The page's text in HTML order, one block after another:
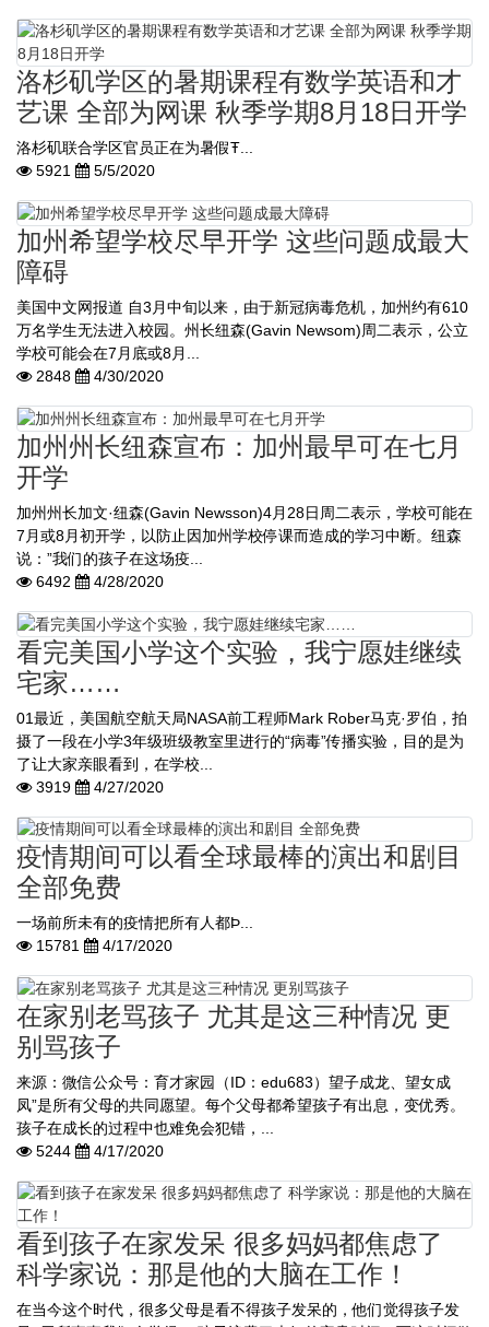
洛杉矶学区的暑期课程有数学英语和才
艺课 全部为网课 秋季学期8月18日开学
洛杉矶联合学区官员正在为暑假Ŧ...
5921
5/5/2020
加州希望学校尽早开学 这些问题成最大
障碍
美国中文网报道 自3月中旬以来，由于新冠病毒危机，加州约有610
万名学生无法进入校园。州长纽森(Gavin Newsom)周二表示，公立
学校可能会在7月底或8月...
2848
4/30/2020
加州州长纽森宣布：加州最早可在七月
开学
加州州长加文·纽森(Gavin Newsson)4月28日周二表示，学校可能在
7月或8月初开学，以防止因加州学校停课而造成的学习中断。纽森
说：”我们的孩子在这场疫...
6492
4/28/2020
看完美国小学这个实验，我宁愿娃继续
宅家……
01最近，美国航空航天局NASA前工程师Mark Rober马克·罗伯，拍
摄了一段在小学3年级班级教室里进行的“病毒”传播实验，目的是为
了让大家亲眼看到，在学校...
3919
4/27/2020
疫情期间可以看全球最棒的演出和剧目
全部免费
一场前所未有的疫情把所有人都Þ...
15781
4/17/2020
在家别老骂孩子 尤其是这三种情况 更
别骂孩子
来源：微信公众号：育才家园（ID：edu683）望子成龙、望女成
凤”是所有父母的共同愿望。每个父母都希望孩子有出息，变优秀。
孩子在成长的过程中也难免会犯错，...
5244
4/17/2020
看到孩子在家发呆 很多妈妈都焦虑了
科学家说：那是他的大脑在工作！
在当今这个时代，很多父母是看不得孩子发呆的，他们觉得孩子发